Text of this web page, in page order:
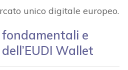
unico digitale europeo.
e
Wallet